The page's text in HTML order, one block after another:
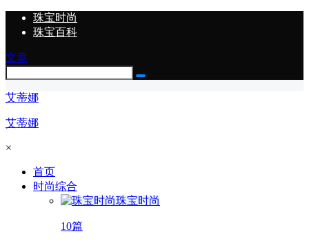
珠宝时尚
珠宝百科
文章
艾蒂娜
艾蒂娜
×
首页
时尚综合
珠宝时尚
10篇